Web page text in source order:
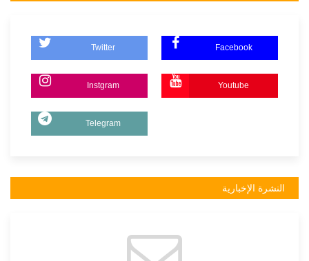
Twitter Facebook
Instgram Youtube
Telegram
النشرة الإخبارية